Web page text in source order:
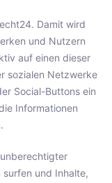
Damit wird
und Nutzern
auf einen dieser
sozialen Netzwerke
Social-Buttons ein
Informationen
und Inhalte,